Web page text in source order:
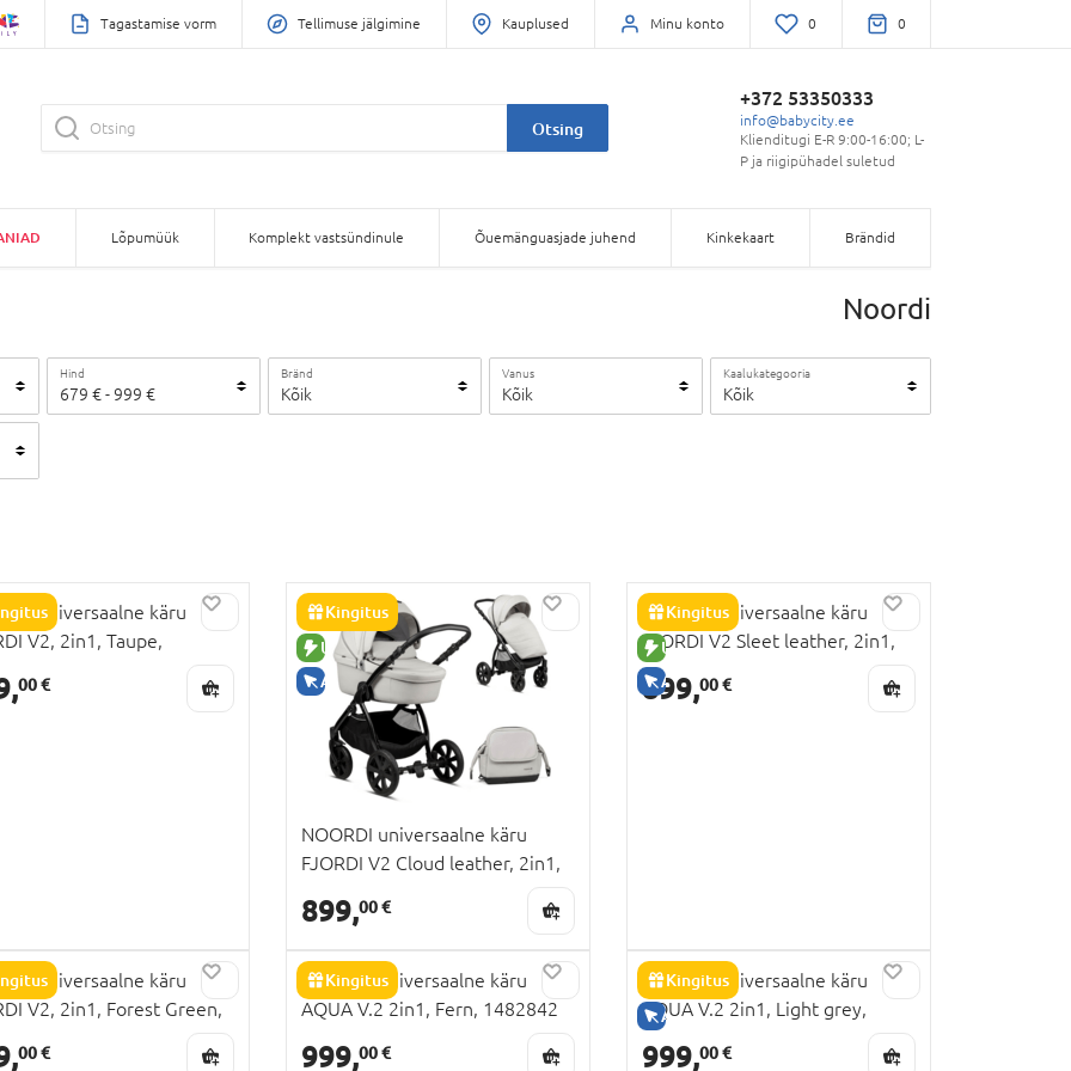
Tagastamise vorm Tellimuse jälgimine Kauplused Minu konto 0 0
Otsing
+372 53350333
info@babycity.ee
Klienditugi E-R 9:00-16:00; L-
P ja riigipühadel suletud
Lõpumüük Komplekt vastsündinule Õuemänguasjade juhend Kinkekaart Brändid
Noordi
Hind
679 €- 999 €
Bränd
Kõik
Vanus
Kõik
Kaalukategooria
Kõik
TOODE
universaalne käru
V2, 2in1, Taupe,
00 €
Kingitus
UUS TOODE
AINULT VEEBIS
NOORDI universaalne käru
FJORDI V2 Cloud leather, 2in1,
899,00 €
Kingitus
UUS TOODE
AINULT VEEBIS
NOORDI universaalne käru
FJORDI V2 Sleet leather, 2in1,
1642074
899,00 €
TOODE
VEEBIS
universaalne käru
V2, 2in1, Forest Green,
00 €
Kingitus
NOORDI universaalne käru
AQUA V.2 2in1, Fern, 1482842
999,00 €
Kingitus
AINULT VEEBIS
NOORDI universaalne käru
AQUA V.2 2in1, Light grey,
1482602
999,00 €